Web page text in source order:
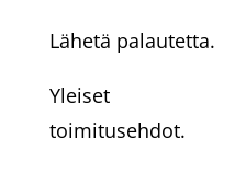
Lähetä palautetta.
Yleiset
toimitusehdot.